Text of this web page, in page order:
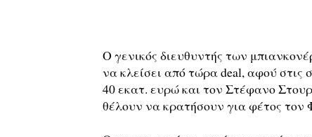
Ο γενικός διευθυντής των
να κλείσει από τώρα deal, αφού στις
40 εκατ. ευρώ και τον Στέφανο
θέλουν να κρατήσουν για φέτος τον